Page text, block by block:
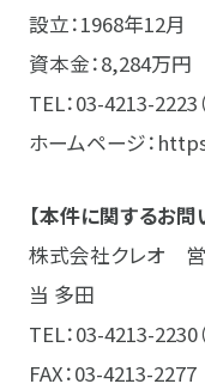
設立：1968年12月
資本金：8,284万円
TEL：03-4213-2223
ホームページ：
【本件に関するお問
株式会社クレオ
当 多田
TEL：03-4213-2230
FAX：03-4213-2277